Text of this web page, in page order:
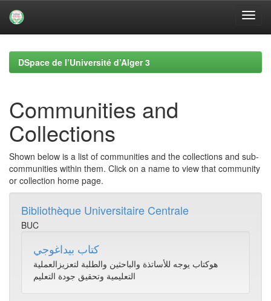
navigationDSpace de l’Université d’Alger 3
Communities and
Collections
Shown below is a list of communities and the collections and sub-
communities within them. Click on a name to view that community
or collection home page.
Bibliothèque Universitaire Centrale
BUC
كتاب بيداغوجي
هوكتاب يوجه للأساتذة والباحثين والطلبة لتعزيزالعملية
التعليمية وتحقيق جودة التعليم